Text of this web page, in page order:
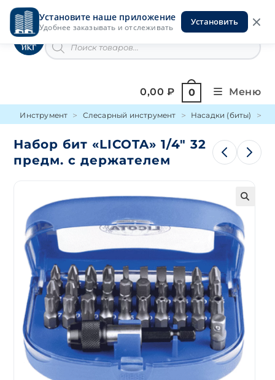
Установите наше приложение
Удобнее заказывать и отслеживать
Установить
Перейти
содержимомуИнструменты на Горской
товаров
0,00₽ 0 Меню
Инструмент Слесарный инструмент Насадки (биты)
Набор бит «LICOTA» 1/4″ 32
предм. с держателем